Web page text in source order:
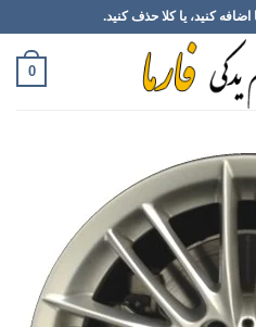
اضافه کنید، یا کلا حذف کنید.
0